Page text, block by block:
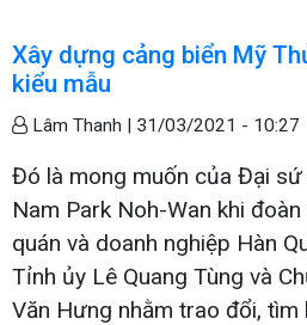
Xây dựng cảng biển Mỹ
kiểu mẫu
Lâm Thanh | 31/03/2021 - 10:27
Đó là mong muốn của Đại sứ
Nam Park Noh-Wan khi
quán và doanh nghiệp Hàn
Tỉnh ủy Lê Quang Tùng và
Văn Hưng nhằm trao đổi,